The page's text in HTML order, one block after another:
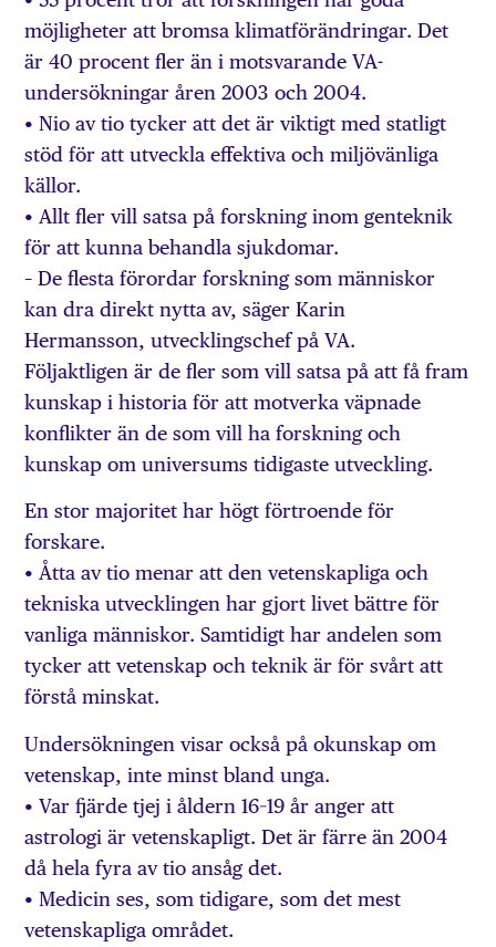
möjligheter att bromsa klimatförändringar. Det
är 40 procent fler än i motsvarande VA-
undersökningar åren 2003 och 2004.
• Nio av tio tycker att det är viktigt med statligt
stöd för att utveckla effektiva och miljövänliga
källor.
• Allt fler vill satsa på forskning inom genteknik
för att kunna behandla sjukdomar.
– De flesta förordar forskning som människor
kan dra direkt nytta av, säger Karin
Hermansson, utvecklingschef på VA.
Följaktligen är de fler som vill satsa på att få fram
kunskap i historia för att motverka väpnade
konflikter än de som vill ha forskning och
kunskap om universums tidigaste utveckling.
En stor majoritet har högt förtroende för
forskare.
• Åtta av tio menar att den vetenskapliga och
tekniska utvecklingen har gjort livet bättre för
vanliga människor. Samtidigt har andelen som
tycker att vetenskap och teknik är för svårt att
förstå minskat.
Undersökningen visar också på okunskap om
vetenskap, inte minst bland unga.
• Var fjärde tjej i åldern 16–19 år anger att
astrologi är vetenskapligt. Det är färre än 2004
då hela fyra av tio ansåg det.
• Medicin ses, som tidigare, som det mest
vetenskapliga området.